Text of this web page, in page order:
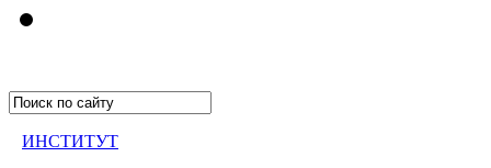
ИНСТИТУТ